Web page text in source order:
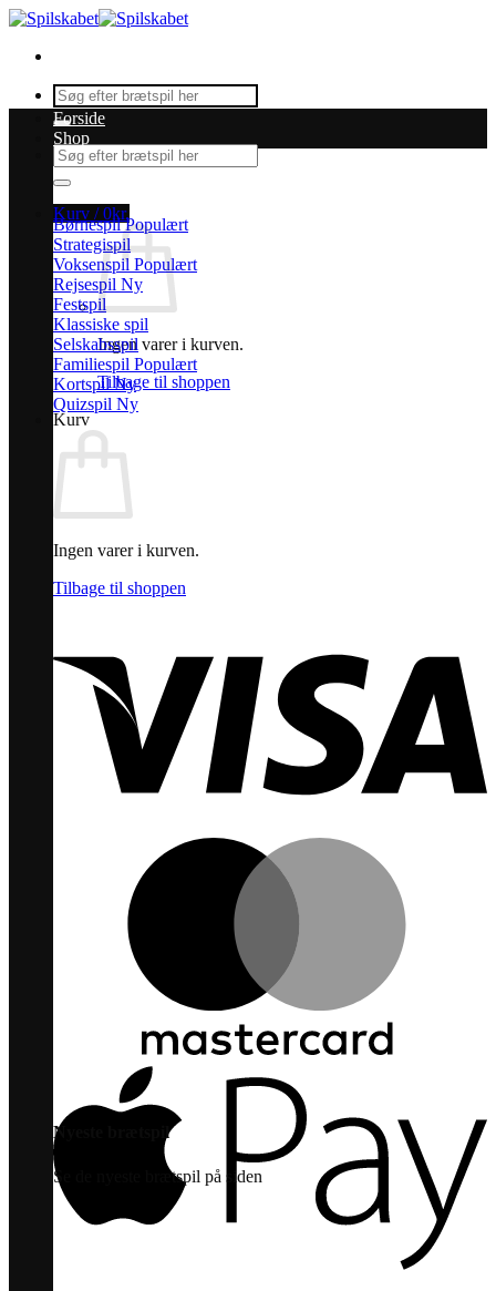
Fortsæt
indhold
Søg
efter:
Søg
efter:
Kurv /0kr.
Ingen varer i kurven.
Tilbage til shoppen
Kurv
Ingen varer i kurven.
Tilbage til shoppen
Forside
Shop
Børnespil
Strategispil
Voksenspil
Rejsespil
Festspil
Klassiske spil
Selskabsspil
Familiespil
Kortspil
Quizspil
Nyeste brætspil
Se de nyeste brætspil på siden